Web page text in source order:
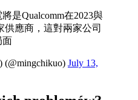
是Qualcomm在2023與
供應商，這對兩家公司
面
July 13,